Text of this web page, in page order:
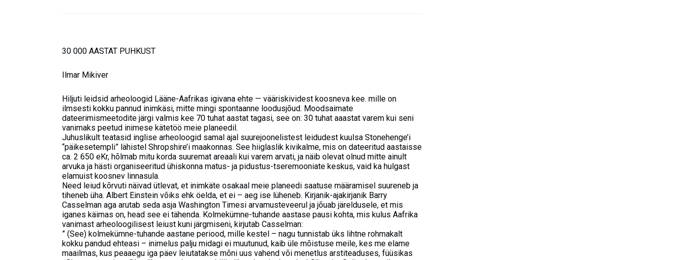
30 000 AASTAT PUHKUST
Ilmar Mikiver
Hiljuti leidsid arheoloogid Lääne-Aafrikas igivana ehte — vääriskividest koosneva kee. mille on
ilmsesti kokku pannud inimkäsi, mitte mingi spontaanne loodusjõud. Moodsaimate
dateerimismeetodite järgi valmis kee 70 tuhat aastat tagasi, see on: 30 tuhat aaastat varem kui seni
vanimaks peetud inimese kätetöö meie planeedil.
Juhuslikult teatasid inglise arheoloogid samal ajal suurejoonelistest leidudest kuulsa Stonehenge’i
“päikesetempli” lähistel Shropshire’i maakonnas. See hiiglaslik kivikalme, mis on dateeritud aastaisse
ca. 2 650 eKr, hõlmab mitu korda suuremat areaali kui varem arvati, ja näib olevat olnud mitte ainult
arvuka ja hästi organiseeritud ühiskonna matus- ja pidustus-tseremooniate keskus, vaid ka hulgast
elamuist koosnev linnasula.
Need leiud kõrvuti näivad ütlevat, et inimkäte osakaal meie planeedi saatuse määramisel suureneb ja
tiheneb üha. Albert Einstein võiks ehk öelda, et ei – aeg ise lüheneb. Kirjanik-ajakirjanik Barry
Casselman aga arutab seda asja Washington Timesi arvamusteveerul ja jõuab järeldusele, et mis
iganes käimas on, head see ei tähenda. Kolmekümne-tuhande aastase pausi kohta, mis kulus Aafrika
vanimast arheoloogilisest leiust kuni järgmiseni, kirjutab Casselman:
” (See) kolmekümne-tuhande aastane periood, mille kestel – nagu tunnistab üks lihtne rohmakalt
kokku pandud ehteasi – inimelus palju midagi ei muutunud, kaib üle mõistuse meile, kes me elame
maailmas, kus peaaegu iga päev leiutatakse mõni uus vahend või menetlus arstiteaduses, füüsikas